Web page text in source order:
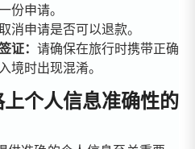
份申请。
消申请是否可以退款。
证： 请确保在旅行时携带正确
境时出现混淆。
个人信息准确性的